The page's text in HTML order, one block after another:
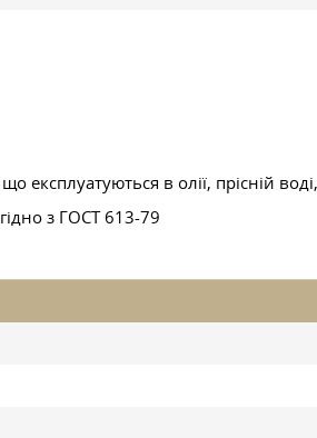
що експлуатуються в олії, прісній
з ГОСТ 613-79